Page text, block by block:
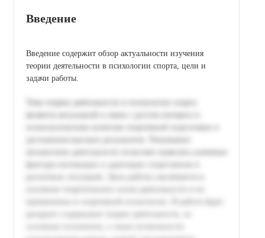
Введение
Введение содержит обзор актуальности изучения
теории деятельности в психологии спорта, цели и
задачи работы.